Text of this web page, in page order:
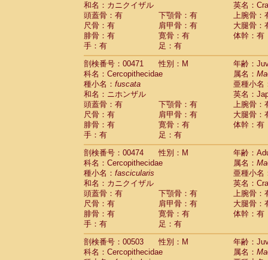
和名：カニクイザル
英名：
頭蓋骨：有
下顎骨：有
上腕骨：
尺骨：有
肩甲骨：有
大腿骨：
腓骨：有
寛骨：有
体幹：有
手：有
足：有
剖検番号：00471
性別：M
年齢：
科名：Cercopithecidae
属名：
種小名： fuscata
亜種小名
和名：ニホンザル
英名：
頭蓋骨：有
下顎骨：有
上腕骨：
尺骨：有
肩甲骨：有
大腿骨：
腓骨：有
寛骨：有
体幹：有
手：有
足：有
剖検番号：00474
性別：M
年齢：
科名：Cercopithecidae
属名：
種小名： fascicularis
亜種小名
和名：カニクイザル
英名：
頭蓋骨：有
下顎骨：有
上腕骨：
尺骨：有
肩甲骨：有
大腿骨：
腓骨：有
寛骨：有
体幹：有
手：有
足：有
剖検番号：00503
性別：M
年齢：
科名：Cercopithecidae
属名：